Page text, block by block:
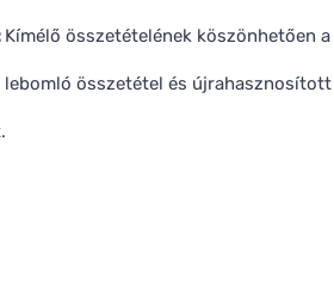
Kímélő összetételének köszönhetően
lebomló összetétel és